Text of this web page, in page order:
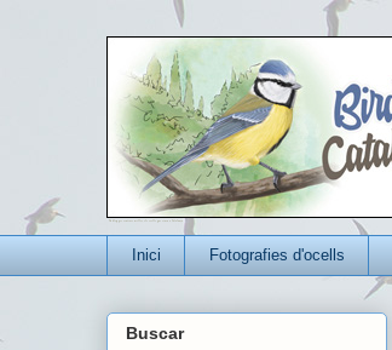
Un blog per conèixer millor els ocells que viuen a Catalunya
Inici Fotografies d'ocells
Buscar